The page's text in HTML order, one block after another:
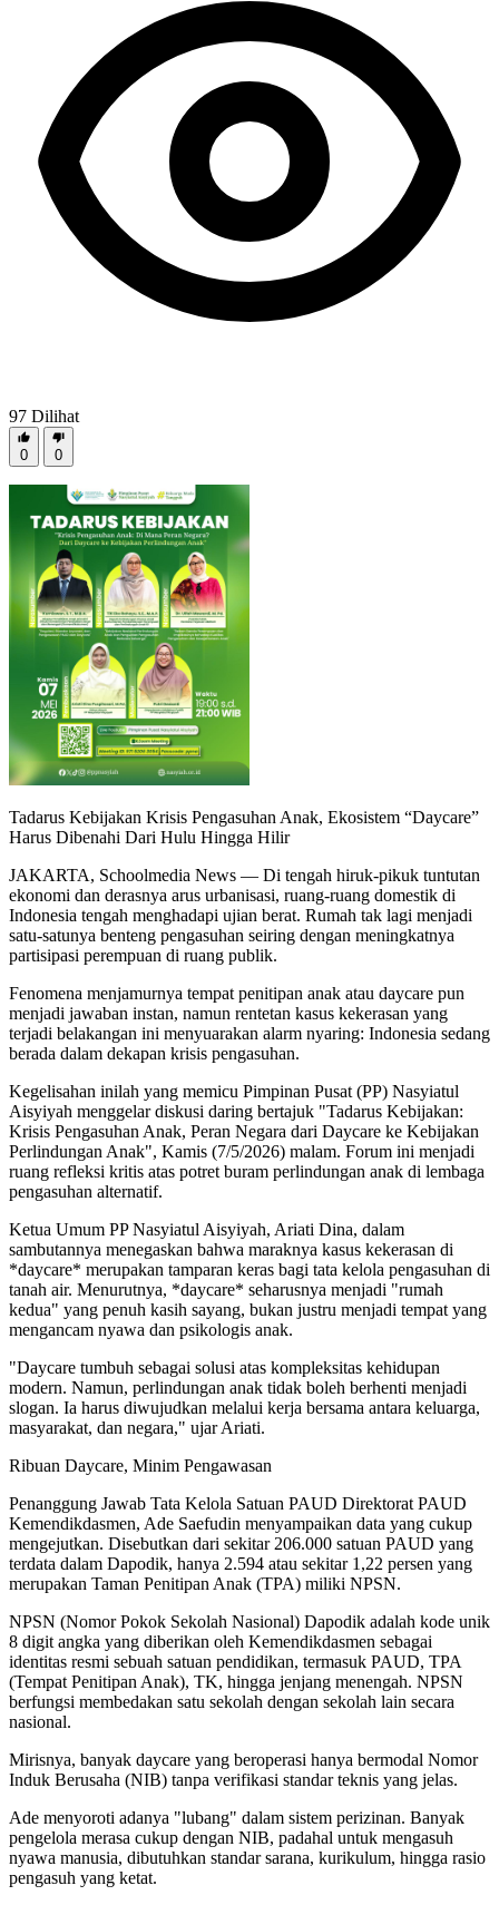
97 Dilihat
0 0
Tadarus Kebijakan Krisis Pengasuhan Anak, Ekosistem “Daycare”
Harus Dibenahi Dari Hulu Hingga Hilir
JAKARTA, Schoolmedia News — Di tengah hiruk-pikuk tuntutan
ekonomi dan derasnya arus urbanisasi, ruang-ruang domestik di
Indonesia tengah menghadapi ujian berat. Rumah tak lagi menjadi
satu-satunya benteng pengasuhan seiring dengan meningkatnya
partisipasi perempuan di ruang publik.
Fenomena menjamurnya tempat penitipan anak atau daycare pun
menjadi jawaban instan, namun rentetan kasus kekerasan yang
terjadi belakangan ini menyuarakan alarm nyaring: Indonesia sedang
berada dalam dekapan krisis pengasuhan.
Kegelisahan inilah yang memicu Pimpinan Pusat (PP) Nasyiatul
Aisyiyah menggelar diskusi daring bertajuk "Tadarus Kebijakan:
Krisis Pengasuhan Anak, Peran Negara dari Daycare ke Kebijakan
Perlindungan Anak", Kamis (7/5/2026) malam. Forum ini menjadi
ruang refleksi kritis atas potret buram perlindungan anak di lembaga
pengasuhan alternatif.
Ketua Umum PP Nasyiatul Aisyiyah, Ariati Dina, dalam
sambutannya menegaskan bahwa maraknya kasus kekerasan di
*daycare* merupakan tamparan keras bagi tata kelola pengasuhan di
tanah air. Menurutnya, *daycare* seharusnya menjadi "rumah
kedua" yang penuh kasih sayang, bukan justru menjadi tempat yang
mengancam nyawa dan psikologis anak.
"Daycare tumbuh sebagai solusi atas kompleksitas kehidupan
modern. Namun, perlindungan anak tidak boleh berhenti menjadi
slogan. Ia harus diwujudkan melalui kerja bersama antara keluarga,
masyarakat, dan negara," ujar Ariati.
Ribuan Daycare, Minim Pengawasan
Penanggung Jawab Tata Kelola Satuan PAUD Direktorat PAUD
Kemendikdasmen, Ade Saefudin menyampaikan data yang cukup
mengejutkan. Disebutkan dari sekitar 206.000 satuan PAUD yang
terdata dalam Dapodik, hanya 2.594 atau sekitar 1,22 persen yang
merupakan Taman Penitipan Anak (TPA) miliki NPSN.
NPSN (Nomor Pokok Sekolah Nasional) Dapodik adalah kode unik
8 digit angka yang diberikan oleh Kemendikdasmen sebagai
identitas resmi sebuah satuan pendidikan, termasuk PAUD, TPA
(Tempat Penitipan Anak), TK, hingga jenjang menengah. NPSN
berfungsi membedakan satu sekolah dengan sekolah lain secara
nasional.
Mirisnya, banyak daycare yang beroperasi hanya bermodal Nomor
Induk Berusaha (NIB) tanpa verifikasi standar teknis yang jelas.
Ade menyoroti adanya "lubang" dalam sistem perizinan. Banyak
pengelola merasa cukup dengan NIB, padahal untuk mengasuh
nyawa manusia, dibutuhkan standar sarana, kurikulum, hingga rasio
pengasuh yang ketat.